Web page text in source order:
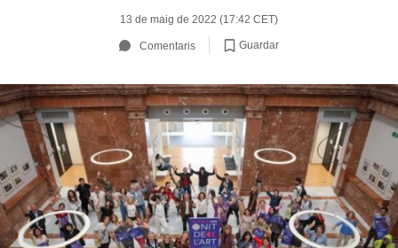
13 de maig de 2022 (17:42 CET)
Comentaris Guardar